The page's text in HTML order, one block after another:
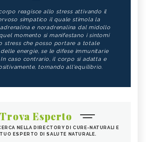
reagisce allo stress attivando il
simpatico il quale stimola la
e noradrenalina dal midollo
momento si manifestano i sintomi
stress che posso portare a totale
energie, se le difese immunitarie
In caso contrario, il corpo si adatta e
tornando all'equilibrio.
Trova Esperto
NELLA DIRECTORY DI CURE-NATURALI E
ESPERTO DI SALUTE NATURALE.